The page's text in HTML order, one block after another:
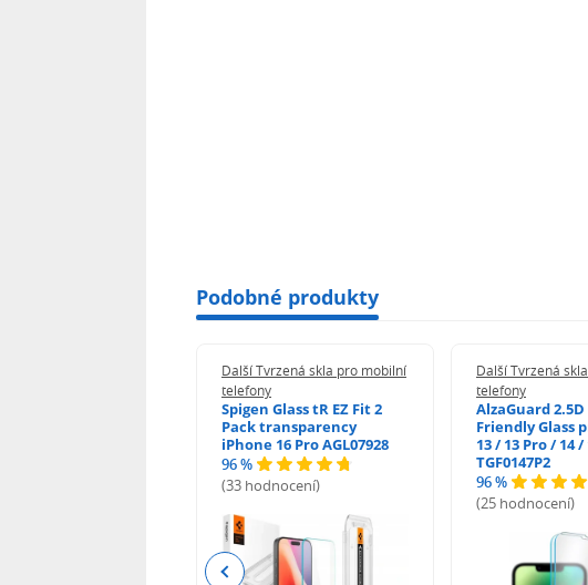
Podobné produkty
Další Tvrzená skla pro mobilní
telefony
Spigen Glass tR EZ Fit 2
Pack transparency
iPhone 16 Pro AGL07928
96 %
(33 hodnocení)
Další Tvrzená
telefony
AlzaGuard 2.5D
Friendly Glass
13 / 13 Pro / 14 /
TGF0147P2
96 %
(25 hodnocení)
Previous